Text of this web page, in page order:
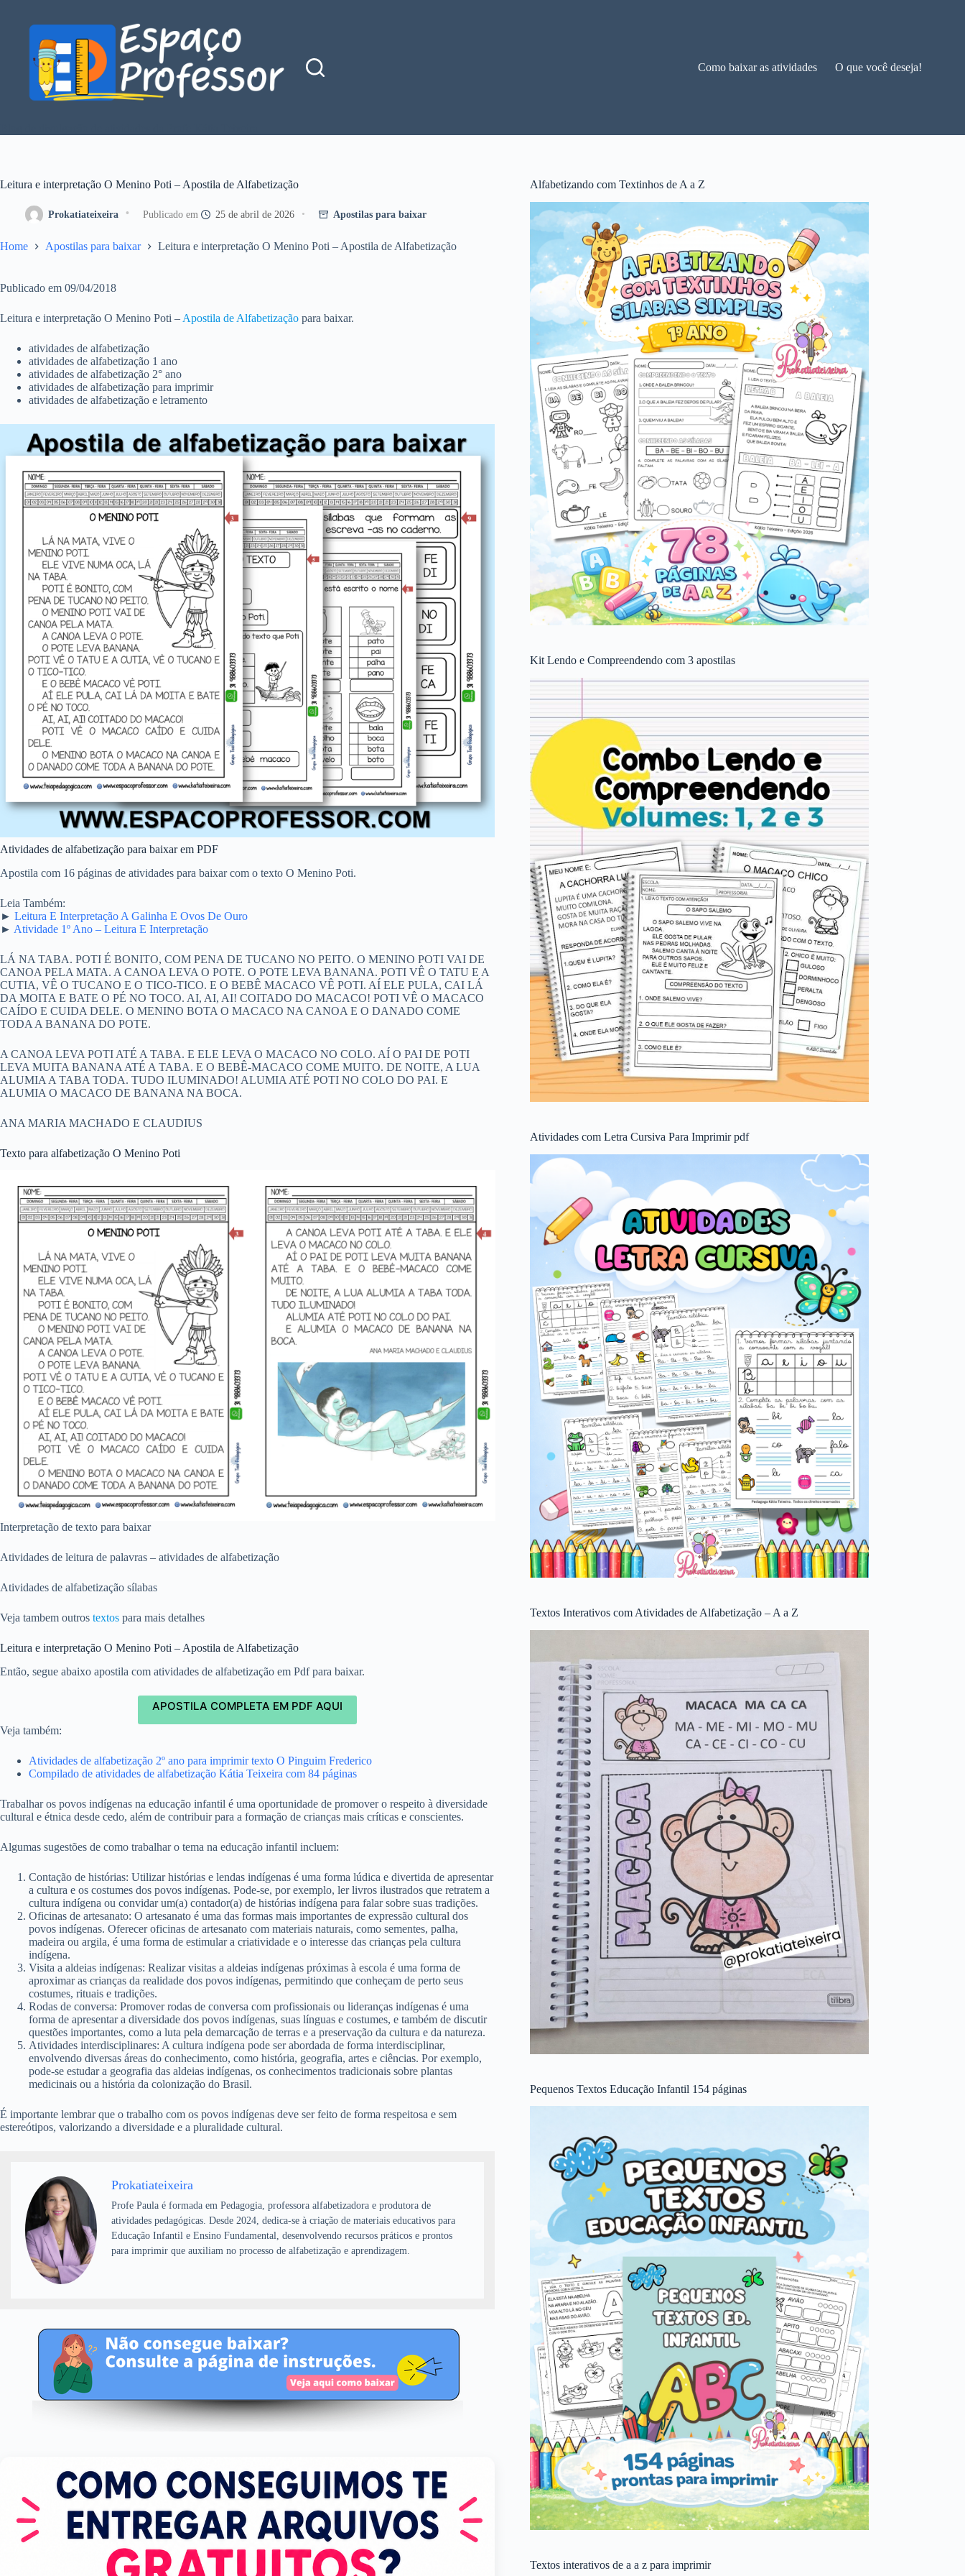
conteúdo
Como baixar as atividades O que você deseja!
Leitura e interpretação O Menino Poti – Apostila de Alfabetização
Prokatiateixeira 25 de abril de 2026 Apostilas para baixar
Home Apostilas para baixar Leitura e interpretação O Menino Poti – Apostila de Alfabetização
Publicado em 09/04/2018
Leitura e interpretação O Menino Poti –Apostila de Alfabetização para baixar.
atividades de alfabetização
atividades de alfabetização 1 ano
atividades de alfabetização 2° ano
atividades de alfabetização para imprimir
atividades de alfabetização e letramento
Atividades de alfabetização para baixar em PDF
Apostila com 16 páginas de atividades para baixar com o texto O Menino Poti.
Leia Também:
► Leitura E Interpretação A Galinha E Ovos De Ouro
► Atividade 1º Ano – Leitura E Interpretação
LÁ NA TABA. POTI É BONITO, COM PENA DE TUCANO NO PEITO. O MENINO POTI VAI DE
CANOA PELA MATA. A CANOA LEVA O POTE. O POTE LEVA BANANA. POTI VÊ O TATU E A
CUTIA, VÊ O TUCANO E O TICO-TICO. E O BEBÊ MACACO VÊ POTI. AÍ ELE PULA, CAI LÁ
DA MOITA E BATE O PÉ NO TOCO. AI, AI, AI! COITADO DO MACACO! POTI VÊ O MACACO
CAÍDO E CUIDA DELE. O MENINO BOTA O MACACO NA CANOA E O DANADO COME
TODA A BANANA DO POTE.
A CANOA LEVA POTI ATÉ A TABA. E ELE LEVA O MACACO NO COLO. AÍ O PAI DE POTI
LEVA MUITA BANANA ATÉ A TABA. E O BEBÊ-MACACO COME MUITO. DE NOITE, A LUA
ALUMIA A TABA TODA. TUDO ILUMINADO! ALUMIA ATÉ POTI NO COLO DO PAI. E
ALUMIA O MACACO DE BANANA NA BOCA.
ANA MARIA MACHADO E CLAUDIUS
Texto para alfabetização O Menino Poti
Interpretação de texto para baixar
Atividades de leitura de palavras – atividades de alfabetização
Atividades de alfabetização sílabas
Veja tambem outros textos para mais detalhes
Leitura e interpretação O Menino Poti – Apostila de Alfabetização
Então, segue abaixo apostila com atividades de alfabetização em Pdf para baixar.
APOSTILA COMPLETA EM PDF AQUI
Veja também:
Atividades de alfabetização 2º ano para imprimir texto O Pinguim Frederico
Compilado de atividades de alfabetização Kátia Teixeira com 84 páginas
Trabalhar os povos indígenas na educação infantil é uma oportunidade de promover o respeito à diversidade
cultural e étnica desde cedo, além de contribuir para a formação de crianças mais críticas e conscientes.
Algumas sugestões de como trabalhar o tema na educação infantil incluem:
Contação de histórias: Utilizar histórias e lendas indígenas é uma forma lúdica e divertida de apresentar
a cultura e os costumes dos povos indígenas. Pode-se, por exemplo, ler livros ilustrados que retratem a
cultura indígena ou convidar um(a) contador(a) de histórias indígena para falar sobre suas tradições.
Oficinas de artesanato: O artesanato é uma das formas mais importantes de expressão cultural dos
povos indígenas. Oferecer oficinas de artesanato com materiais naturais, como sementes, palha,
madeira ou argila, é uma forma de estimular a criatividade e o interesse das crianças pela cultura
indígena.
Visita a aldeias indígenas: Realizar visitas a aldeias indígenas próximas à escola é uma forma de
aproximar as crianças da realidade dos povos indígenas, permitindo que conheçam de perto seus
costumes, rituais e tradições.
Rodas de conversa: Promover rodas de conversa com profissionais ou lideranças indígenas é uma
forma de apresentar a diversidade dos povos indígenas, suas línguas e costumes, e também de discutir
questões importantes, como a luta pela demarcação de terras e a preservação da cultura e da natureza.
Atividades interdisciplinares: A cultura indígena pode ser abordada de forma interdisciplinar,
envolvendo diversas áreas do conhecimento, como história, geografia, artes e ciências. Por exemplo,
pode-se estudar a geografia das aldeias indígenas, os conhecimentos tradicionais sobre plantas
medicinais ou a história da colonização do Brasil.
É importante lembrar que o trabalho com os povos indígenas deve ser feito de forma respeitosa e sem
estereótipos, valorizando a diversidade e a pluralidade cultural.
Prokatiateixeira
Profe Paula é formada em Pedagogia, professora alfabetizadora e produtora de
atividades pedagógicas. Desde 2024, dedica-se à criação de materiais educativos para
Educação Infantil e Ensino Fundamental, desenvolvendo recursos práticos e prontos
para imprimir que auxiliam no processo de alfabetização e aprendizagem.
Alfabetizando com Textinhos de A a Z
Kit Lendo e Compreendendo com 3 apostilas
Atividades com Letra Cursiva Para Imprimir pdf
Textos Interativos com Atividades de Alfabetização – A a Z
Pequenos Textos Educação Infantil 154 páginas
Textos interativos de a a z para imprimir